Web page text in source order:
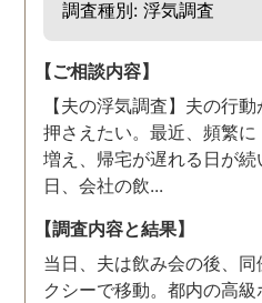
調査種別: 浮気調査
【ご相談内容】
【夫の浮気調査】夫の行
押さえたい。最近、頻繁
増え、帰宅が遅れる日が
日、会社の飲...
【調査内容と結果】
当日、夫は飲み会の後、
クシーで移動。都内の高